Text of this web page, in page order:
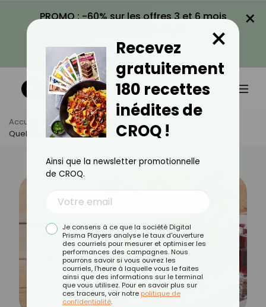
PROMO : -60% sur les offres 3 et 6 mois
VOIR LA PROMO
×
Accueil Actus
Alimentation
Quel Vin Boire Avec Une Pintade ?
Recevez
gratuitement
180 recettes
inédites de
CROQ !
×
Ainsi que la newsletter promotionnelle
de CROQ.
Je consens à ce que la société Digital
Prisma Players analyse le taux d'ouverture
des courriels pour mesurer et optimiser les
performances des campagnes. Nous
pourrons savoir si vous ouvrez les
courriels, l'heure à laquelle vous le faites
ainsi que des informations sur le terminal
que vous utilisez. Pour en savoir plus sur
ces traceurs, voir notre politique de
confidentialité.